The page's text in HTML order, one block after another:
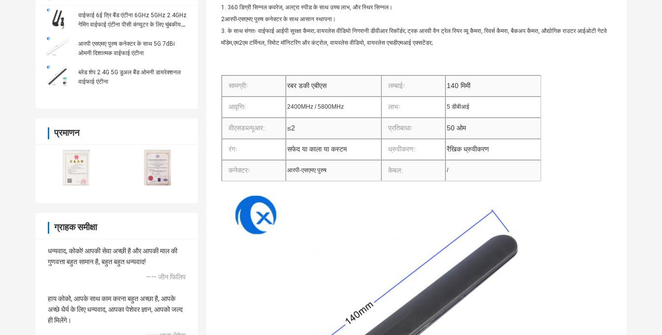
वाईफाई 6ई त्रि बैंड एंटीना 6GHz 5GHz 2.4GHz
गेमिंग वाईफाई एंटीना पीसी कंप्यूटर के लिए चुंबकीय
आरपी एसएमए पुरुष कनेक्टर के साथ 5G 7dBi
ओमनी दिशात्मक वाईफाई एंटीना
ब्लेड शेप 2.4G 5G डुअल बैंड ओमनी डायरेक्शनल
वाईफाई एंटीना
प्रमाणन
ग्राहक समीक्षा
धन्यवाद, कोको! आपकी सेवा अच्छी है और आपकी माल की
गुणवत्ता बहुत सामान है, बहुत बहुत धन्यवाद!
—— जीन फिलिप
हाय कोको, आपके साथ काम करना बहुत अच्छा है, आपके
अच्छे धैर्य के लिए धन्यवाद, आपका पेशेवर ज्ञान, आपको जल्द
ही मिलेंगे।
1. 360 डिग्री सिग्नल कवरेज, अल्ट्रा स्पीड के साथ उच्च लाभ, और स्थिर सिग्नल।
2आरपी-एसएमए पुरुष कनेक्टर के साथ आसान स्थापना।
3. के साथ संगतः वाईफाई आईपी सुरक्षा कैमरा; वायरलेस वीडियो निगरानी डीवीआर रिकॉर्डर; ट्रक आरवी वैन ट्रेल रियर व्यू कैमरा, रिवर्स कैमरा, बैकअप कैमरा, औद्योगिक राउटर आईओटी गेटवे
मॉडेम,एम2एम टर्मिनल, रिमोट मॉनिटरिंग और कंट्रोल, वायरलेस वीडियो, वायरलेस एचडीएमआई एक्सटेंडर;
सामग्रीः रबर डकी एबीएस लम्बाईः 140 मिमी
आवृत्तिः 2400MHz / 5800MHz लाभः 5 डीबीआई
वीएसडब्ल्यूआर: ≤2 प्रतिबाधाः 50 ओम
रंगः सफेद या काला या कस्टम ध्रुवीकरण: रैखिक ध्रुवीकरण
कनेक्टरः आरपी-एसएमए पुरुष केबल: /